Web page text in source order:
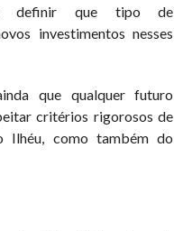
definir que tipo de
investimentos nesses
que qualquer futuro
critérios rigorosos de
Ilhéu, como também do